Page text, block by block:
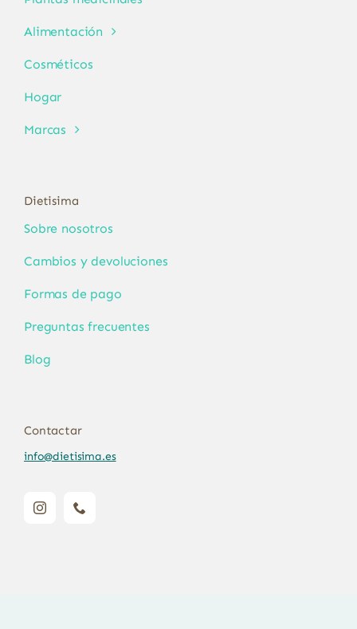
Alimentación
Cosméticos
Hogar
Marcas
Dietisima
Sobre nosotros
Cambios y devoluciones
Formas de pago
Preguntas frecuentes
Blog
Contactar
info@dietisima.es